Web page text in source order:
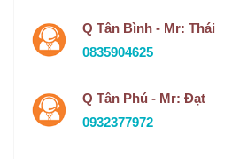
Q Tân Bình - Mr: Thái
0835904625
Q Tân Phú - Mr: Đạt
0932377972